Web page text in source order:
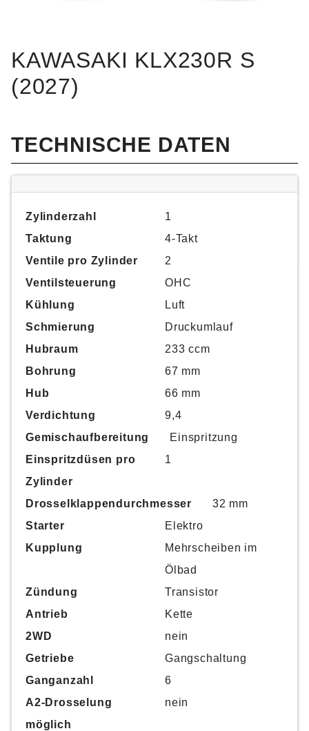
KAWASAKI KLX230R S
(2027)
TECHNISCHE DATEN
Zylinderzahl
1
Taktung
4-Takt
Ventile pro Zylinder
2
Ventilsteuerung
OHC
Kühlung
Luft
Schmierung
Druckumlauf
Hubraum
233 ccm
Bohrung
67 mm
Hub
66 mm
Verdichtung
9,4
Gemischaufbereitung
Einspritzung
Einspritzdüsen pro
Zylinder
1
Drosselklappendurchmesser
32 mm
Starter
Elektro
Kupplung
Mehrscheiben im
Ölbad
Zündung
Transistor
Antrieb
Kette
2WD
nein
Getriebe
Gangschaltung
Ganganzahl
6
A2-Drosselung
möglich
nein